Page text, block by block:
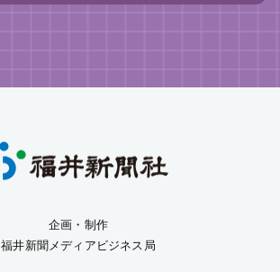
企画・制作
福井新聞メディアビジネス局